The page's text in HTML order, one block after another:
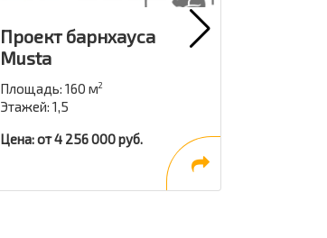
Проект барнхауса
Musta
Площадь: 160 м2
Этажей: 1,5
Цена: от 4 256 000 руб.